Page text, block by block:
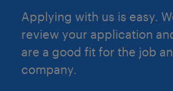
Applying with us is easy.
review your application
are a good fit for the job
company.